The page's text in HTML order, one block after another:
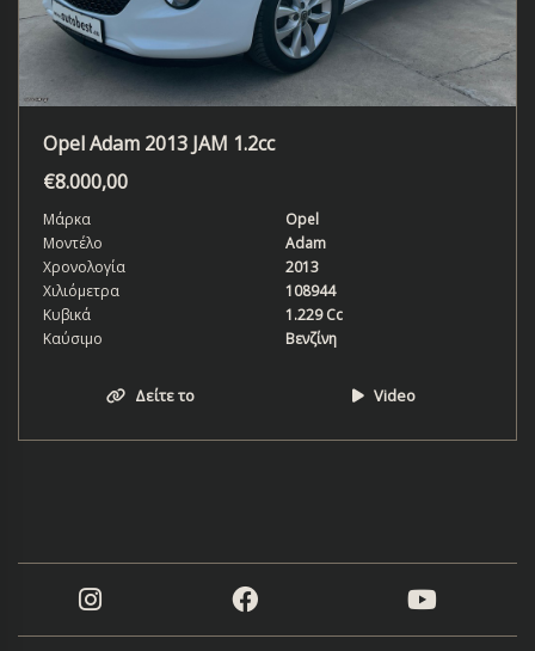
Opel Adam 2013 JAM 1.2cc
€8.000,00
Μάρκα
Opel
Μοντέλο
Adam
Χρονολογία
2013
Χιλιόμετρα
108944
Κυβικά
1.229 Cc
Καύσιμο
Βενζίνη
Δείτε το Video